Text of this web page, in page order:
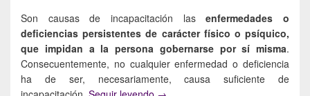
Son causas de incapacitación lasenfermedades o
deficiencias persistentes de carácter físico o psíquico,
que impidan a la persona gobernarse por sí misma.
Consecuentemente, no cualquier enfermedad o deficiencia
ha de ser, necesariamente, causa suficiente de
La incapacitación judicial